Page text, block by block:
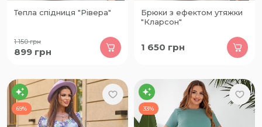
Тепла спідниця "Рівера"
1 150грн
899 грн
Брюки з ефектом утяжки
"Кларсон"
1 650 грн
69% 33%